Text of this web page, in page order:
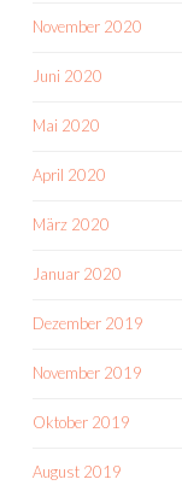
November 2020
Juni 2020
Mai 2020
April 2020
März 2020
Januar 2020
Dezember 2019
November 2019
Oktober 2019
August 2019